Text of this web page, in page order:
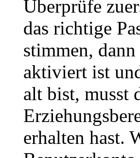
Überprüfe
das richtige
stimmen,
aktiviert ist
alt bist, musst
erhalten hast.